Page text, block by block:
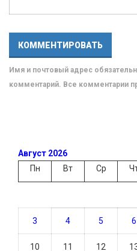
Имя и почтовый адрес
комментарий. Все комментарии
Август 2026
Пн
Вт Ср
3 4 5 6
10 11 12